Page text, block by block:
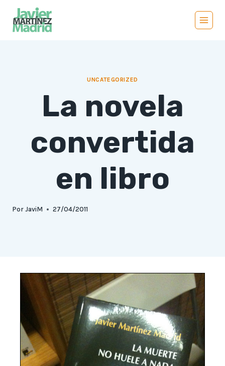
Saltar
UNCATEGORIZED
La novela
convertida
en libro
Por JaviM 27/04/2011